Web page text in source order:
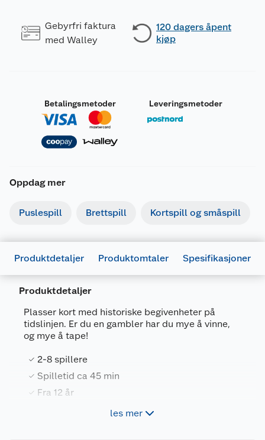
Gebyrfri faktura
med Walley
120 dagers åpent
kjøp
Betalingsmetoder Leveringsmetoder
Oppdag mer
Puslespill Brettspill Kortspill og småspill
Produktdetaljer Produktomtaler Spesifikasjoner
Produktdetaljer
Plasser kort med historiske begivenheter på
tidslinjen. Er du en gambler har du mye å vinne,
og mye å tape!
2-8 spillere
Spilletid ca 45 min
Fra 12 år
les mer
Generelt
Artikkelnummer
Leverandørens artikkelnummer